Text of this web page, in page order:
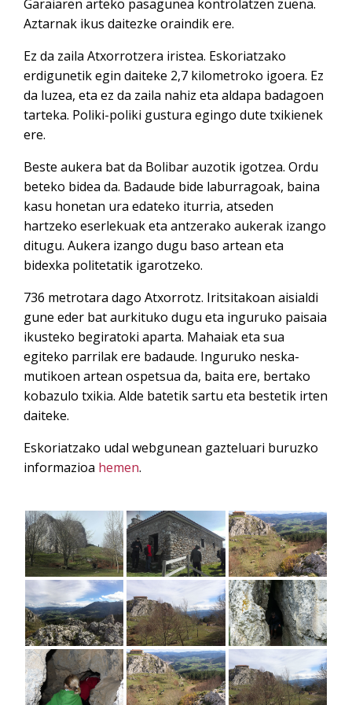
Garaiaren arteko pasagunea kontrolatzen zuena.
Aztarnak ikus daitezke oraindik ere.
Ez da zaila Atxorrotzera iristea. Eskoriatzako
erdigunetik egin daiteke 2,7 kilometroko igoera. Ez
da luzea, eta ez da zaila nahiz eta aldapa badagoen
tarteka. Poliki-poliki gustura egingo dute txikienek
ere.
Beste aukera bat da Bolibar auzotik igotzea. Ordu
beteko bidea da. Badaude bide laburragoak, baina
kasu honetan ura edateko iturria, atseden
hartzeko eserlekuak eta antzerako aukerak izango
ditugu. Aukera izango dugu baso artean eta
bidexka politetatik igarotzeko.
736 metrotara dago Atxorrotz. Iritsitakoan aisialdi
gune eder bat aurkituko dugu eta inguruko paisaia
ikusteko begiratoki aparta. Mahaiak eta sua
egiteko parrilak ere badaude. Inguruko neska-
mutikoen artean ospetsua da, baita ere, bertako
kobazulo txikia. Alde batetik sartu eta bestetik irten
daiteke.
Eskoriatzako udal webgunean gazteluari buruzko
informazioa hemen.